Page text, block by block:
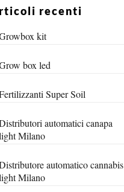
recenti
kit
box led
Super Soil
automatici canapa
Milano
automatico cannabis
Milano